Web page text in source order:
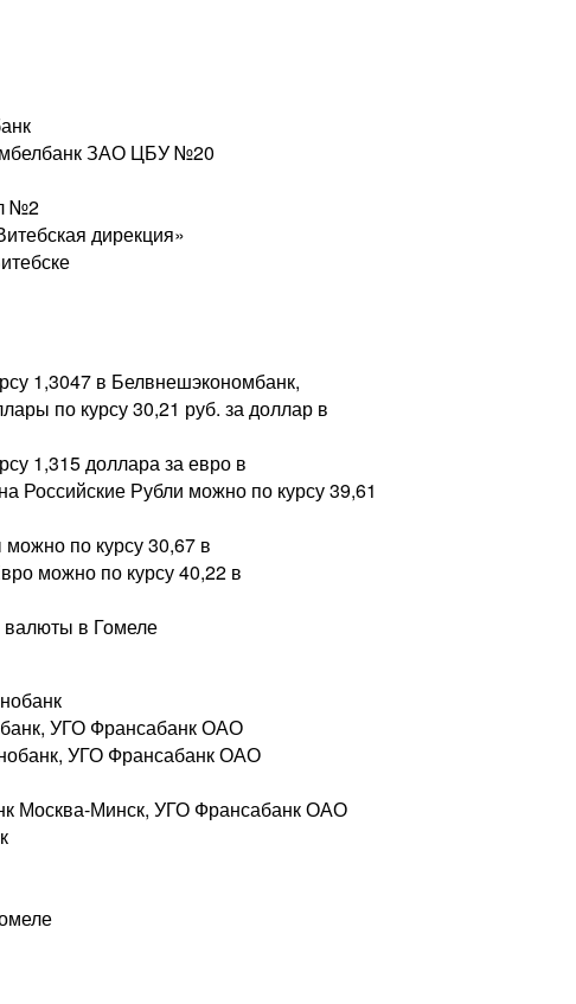
ЗАО ЦБУ №20
№2
дирекция»
1,3047 в Белвнешэкономбанк,
по курсу 30,21 руб. за доллар в
1,315 доллара за евро в
Российские Рубли можно по курсу 39,61
по курсу 30,67 в
можно по курсу 40,22 в
валюты в Гомеле
УГО Франсабанк ОАО
УГО Франсабанк ОАО
Москва-Минск, УГО Франсабанк ОАО